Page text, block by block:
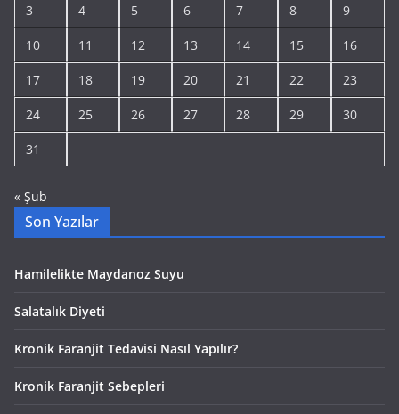
3 4 5 6 7 8 9
10 11 12 13 14 15 16
17 18 19 20 21 22 23
24 25 26 27 28 29 30
31
« Şub
Son Yazılar
Hamilelikte Maydanoz Suyu
Salatalık Diyeti
Kronik Faranjit Tedavisi Nasıl Yapılır?
Kronik Faranjit Sebepleri